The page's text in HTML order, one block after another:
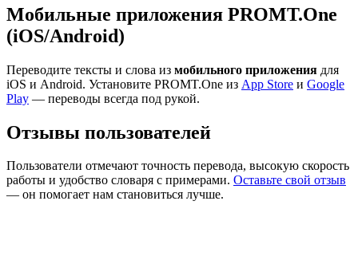
Мобильные приложения PROMT.One
(iOS/Android)
Переводите тексты и слова из мобильного приложения для
iOS и Android. Установите PROMT.One из App Store и Google
Play — переводы всегда под рукой.
Отзывы пользователей
Пользователи отмечают точность перевода, высокую скорость
работы и удобство словаря с примерами. Оставьте свой отзыв
— он помогает нам становиться лучше.